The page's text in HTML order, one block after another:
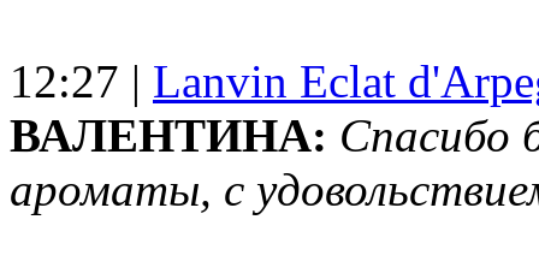
12:27 | Lanvin Eclat
ВАЛЕНТИНА: Спасибо
ароматы, с